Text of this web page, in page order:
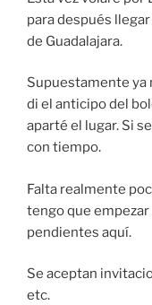
para después
de Guadalajara.
Supuestamente ya
di el anticipo del
aparté el lugar. Si
con tiempo.
Falta realmente
tengo que
pendientes aquí.
Se aceptan
etc.